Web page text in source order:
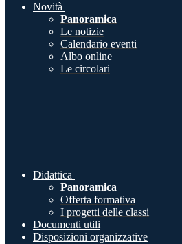
Novità
Panoramica
Le notizie
Calendario eventi
Albo online
Le circolari
Didattica
Panoramica
Offerta formativa
I progetti delle classi
Documenti utili
Disposizioni organizzative